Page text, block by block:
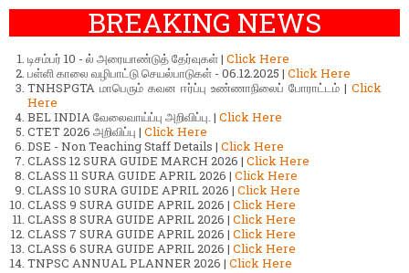
BREAKING NEWS
டிசம்பர் 10 - ல் அரையாண்டுத் தேர்வுகள் | Click Here
பள்ளி காலை வழிபாட்டு செயல்பாடுகள் - 06.12.2025 | Click Here
TNHSPGTA மாபெரும் கவன ஈர்ப்பு உண்ணாநிலைப் போராட்டம் | Click
Here
BEL INDIA வேலைவாய்ப்பு அறிவிப்பு. | Click Here
CTET 2026 அறிவிப்பு | Click Here
DSE - Non Teaching Staff Details | Click Here
CLASS 12 SURA GUIDE MARCH 2026 | Click Here
CLASS 11 SURA GUIDE APRIL 2026 | Click Here
CLASS 10 SURA GUIDE APRIL 2026 | Click Here
CLASS 9 SURA GUIDE APRIL 2026 | Click Here
CLASS 8 SURA GUIDE APRIL 2026 | Click Here
CLASS 7 SURA GUIDE APRIL 2026 | Click Here
CLASS 6 SURA GUIDE APRIL 2026 | Click Here
TNPSC ANNUAL PLANNER 2026 | Click Here